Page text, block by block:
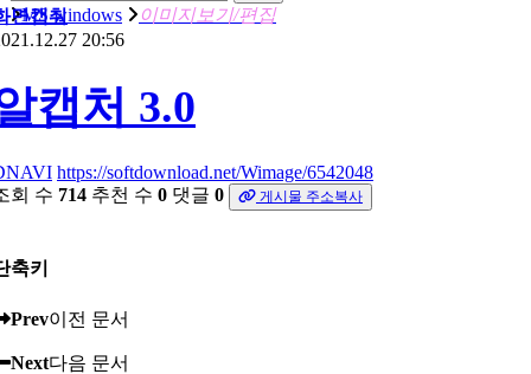
MS windows 이미지보기/편집
면캡춰
20:56
캡처 3.0
https://softdownload.net/Wimage/6542048
회 수 714 추천 수 0 댓글 0 게시물 주소복사
축키
Prev이전 문서
Next다음 문서